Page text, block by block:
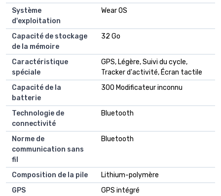
Système
d'exploitation
Wear OS
Capacité de stockage
de la mémoire
32 Go
Caractéristique
spéciale
GPS, Légère, Suivi du cycle,
Tracker d'activité, Écran tactile
Capacité de la
batterie
300 Modificateur inconnu
Technologie de
connectivité
Bluetooth
Norme de
communication sans
fil
Bluetooth
Composition de la pile
Lithium-polymère
GPS
GPS intégré